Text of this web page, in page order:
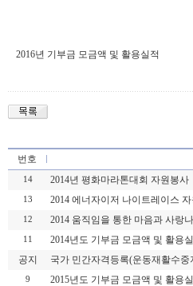
2016년 기부금 모금액 및 활용실적
번호
14 2014년 평화마라톤대회 자원봉사
13 2014 에너자이저 나이트레이스
12 2014 움직임을 통한 마음과 사랑
11
2014년도 기부금 모금액 및 활용
공지
국가 민간자격등록(운동재활수중
9 2015년도 기부금 모금액 및 활용